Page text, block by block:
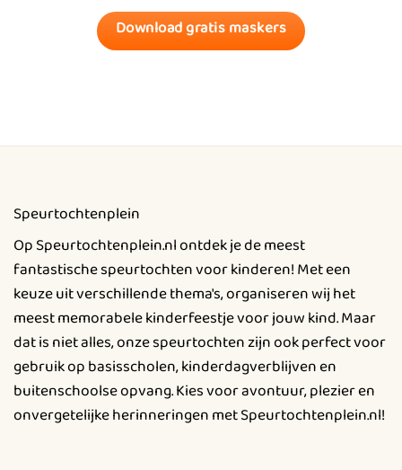
Download gratis maskers
Speurtochtenplein
Op Speurtochtenplein.nl ontdek je de meest
fantastische speurtochten voor kinderen! Met een
keuze uit verschillende thema's, organiseren wij het
meest memorabele kinderfeestje voor jouw kind. Maar
dat is niet alles, onze speurtochten zijn ook perfect voor
gebruik op basisscholen, kinderdagverblijven en
buitenschoolse opvang. Kies voor avontuur, plezier en
onvergetelijke herinneringen met Speurtochtenplein.nl!